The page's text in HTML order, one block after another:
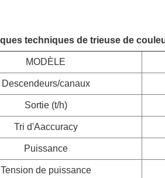
techniques de trieuse de
MODÈLE
Descendeurs/canaux
Sortie (t/h)
Tri d'Aaccuracy
Puissance
Tension de puissance